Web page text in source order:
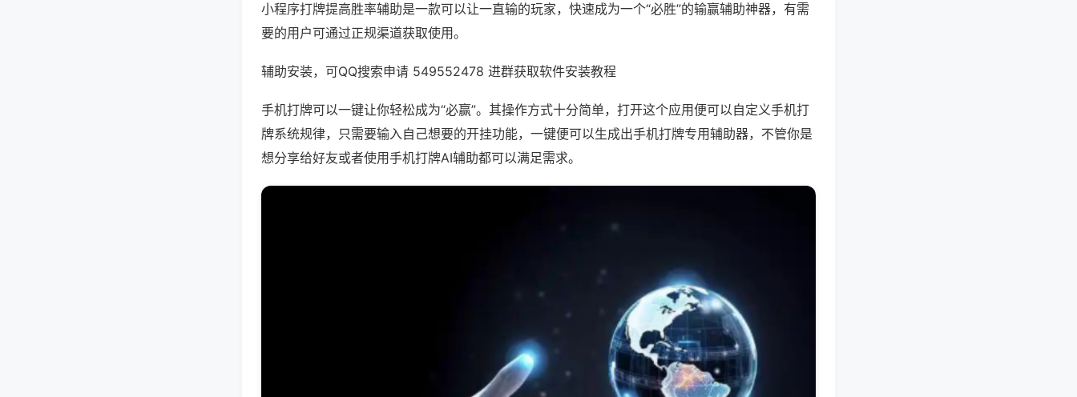
小程序打牌提高胜率辅助是一款可以让一直输的玩家，快速成为一个“必胜”的输赢辅助神器，有需
要的用户可通过正规渠道获取使用。
辅助安装，可QQ搜索申请 549552478 进群获取软件安装教程
手机打牌可以一键让你轻松成为“必赢”。其操作方式十分简单，打开这个应用便可以自定义手机打
牌系统规律，只需要输入自己想要的开挂功能，一键便可以生成出手机打牌专用辅助器，不管你是
想分享给好友或者使用手机打牌AI辅助都可以满足需求。